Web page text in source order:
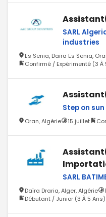
SARL
industries
Es Senia, Daïra Es Senia,
Confirmé / Expérimenté (3 À
Step on sun
Oran, Algérie 15 juillet
SARL
Daïra Draria, Alger, Algérie
Débutant / Junior (3 À 5 Ans)